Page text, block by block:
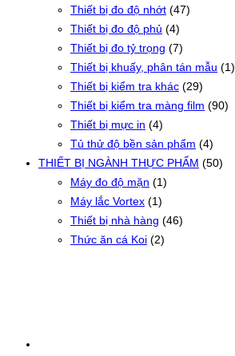
Thiết bị đo độ nhớt (47)
Thiết bị đo độ phủ (4)
Thiết bị đo tỷ trọng (7)
Thiết bị khuấy, phân tán mẫu (1)
Thiết bị kiểm tra khác (29)
Thiết bị kiểm tra màng film (90)
Thiết bị mực in (4)
Tủ thử độ bền sản phẩm (4)
THIẾT BỊ NGÀNH THỰC PHẨM (50)
Máy đo độ mặn (1)
Máy lắc Vortex (1)
Thiết bị nhà hàng (46)
Thức ăn cá Koi (2)